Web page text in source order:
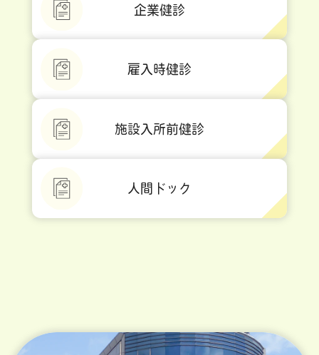
企業健診
雇入時健診
施設入所前健診
人間ドック